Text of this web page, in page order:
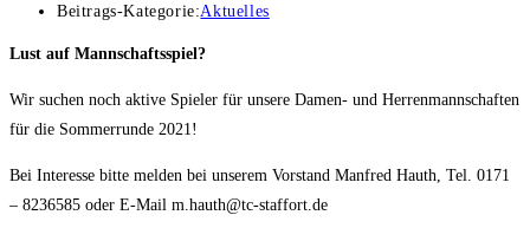
Beitrags-Kategorie:Aktuelles
Lust auf Mannschaftsspiel?
Wir suchen noch aktive Spieler für unsere Damen- und Herrenmannschaften
für die Sommerrunde 2021!
Bei Interesse bitte melden bei unserem Vorstand Manfred Hauth, Tel. 0171
– 8236585 oder E-Mail m.hauth@tc-staffort.de